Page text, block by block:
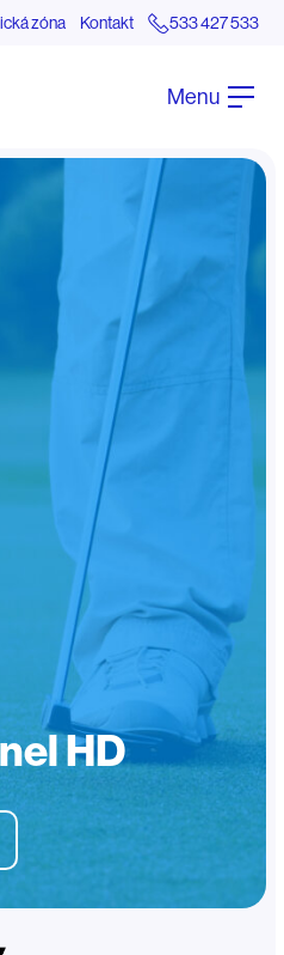
zóna Kontakt 533 427 533
Menu
HD